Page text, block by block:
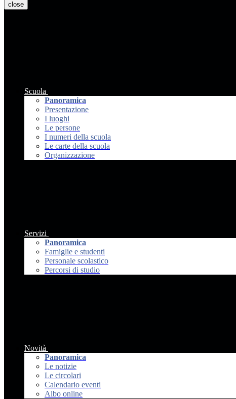
close
Scuola
Panoramica
Presentazione
I luoghi
Le persone
I numeri della scuola
Le carte della scuola
Organizzazione
Servizi
Panoramica
Famiglie e studenti
Personale scolastico
Percorsi di studio
Novità
Panoramica
Le notizie
Le circolari
Calendario eventi
Albo online